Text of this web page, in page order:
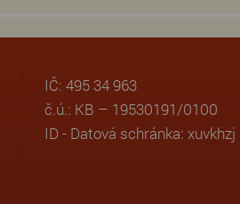
IČ: 495 34 963
č.ú.: KB – 19530191/0100
ID - Datová schránka: xuvkhzj